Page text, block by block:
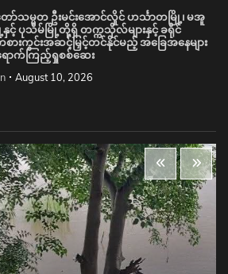
ော်သမ္မတ ဦးမင်းအောင်လှိုင် ဟင်္သာတမြို့၊ မအူ
နှင့် ပုသိမ်မြို့တို့ရှိ တက္ကသိုလ်များနှင့် ခရိုင်
စားကွင်းအဆင့်မြှင့်တင်နိုင်မည့် အခြေအနေများ
ောက်ကြည့်ရှုစစ်ဆေး
August 10, 2026